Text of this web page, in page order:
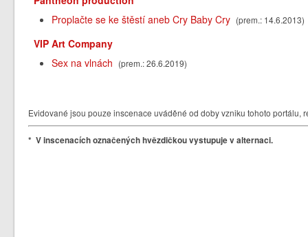
Proplačte se ke štěstí aneb Cry Baby Cry (prem.: 14.6.2013)
VIP Art Company
Sex na vlnách (prem.: 26.6.2019)
Evidované jsou pouze inscenace uváděné od doby vzniku tohoto portálu,
* V inscenacích označených hvězdičkou vystupuje v alternaci.